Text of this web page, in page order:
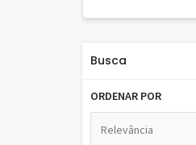
Busca
ORDENAR POR
Relevância